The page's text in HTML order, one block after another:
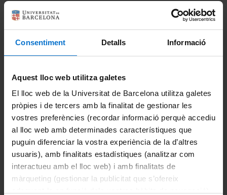
Consentiment Detalls Informació
Aquest lloc web utilitza galetes
El lloc web de la Universitat de Barcelona utilitza galetes
pròpies i de tercers amb la finalitat de gestionar les
vostres preferències (recordar informació perquè accediu
al lloc web amb determinades característiques que
puguin diferenciar la vostra experiència de la d’altres
usuaris), amb finalitats estadístiques (analitzar com
interactueu amb el lloc web) i amb finalitats de
màrqueting (gestionar la publicitat que s’ofereix
Institutions and companies
Català
About the master's degree
Assessment
Course plans
Credit recognition
Final project
Grants and financial aid